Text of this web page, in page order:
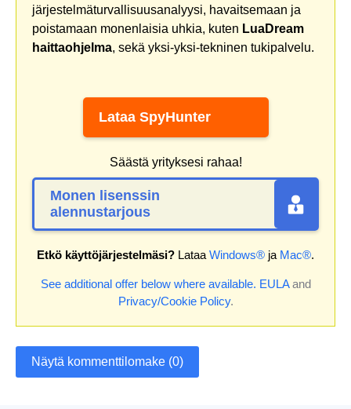
järjestelmäturvallisuusanalyysi, havaitsemaan ja
poistamaan monenlaisia uhkia, kuten LuaDream
haittaohjelma, sekä yksi-yksi-tekninen tukipalvelu.
Lataa SpyHunter
Säästä yrityksesi rahaa!
Monen lisenssin
alennustarjous
Etkö käyttöjärjestelmäsi? Lataa Windows® ja Mac®.
See additional offer below where available. EULAand
Privacy/Cookie Policy.
Näytä kommenttilomake (0)